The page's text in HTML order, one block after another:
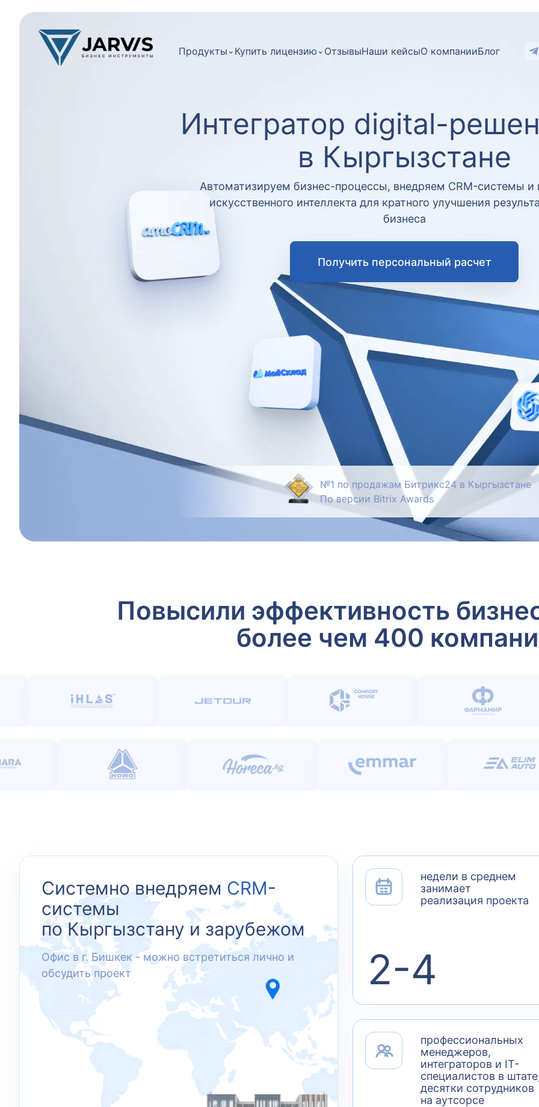
Продукты ⌄ Купить лицензию ⌄ ОтзывыНаши кейсыО компанииБлог
Интегратор digital-
в Кыргызстане
Автоматизируем бизнес-процессы, внедряем CRM-системы и
искусственного интеллекта для кратного улучшения
бизнеса
Получить персональный расчет
№1 по продажам Битрикс24 в Кыргызстане
По версии Bitrix Awards
Повысили эффективность
более чем 400
Системно внедряем CRM-
системы
по Кыргызстану и зарубежом
Офис в г. Бишкек - можно встретиться лично и
обсудить проект
недели в среднем
занимает
реализация проекта
2-4
профессиональных
менеджеров,
интеграторов и IT-
специалистов в
десятки сотрудников
на аутсорсе